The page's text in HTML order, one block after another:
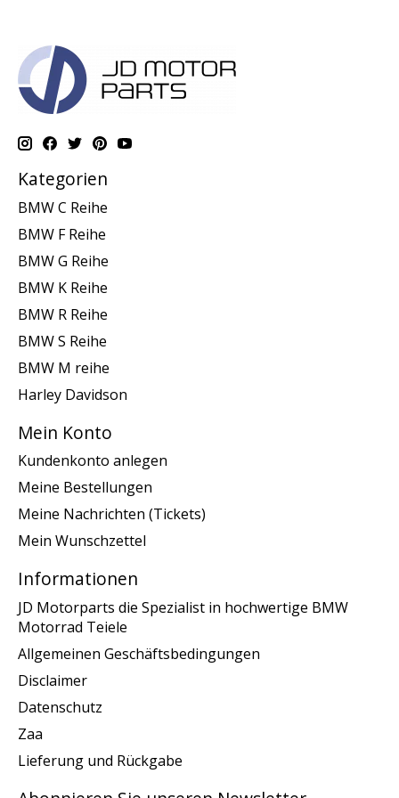
Kategorien
BMW C Reihe
BMW F Reihe
BMW G Reihe
BMW K Reihe
BMW R Reihe
BMW S Reihe
BMW M reihe
Harley Davidson
Mein Konto
Kundenkonto anlegen
Meine Bestellungen
Meine Nachrichten (Tickets)
Mein Wunschzettel
Informationen
JD Motorparts die Spezialist in hochwertige BMW
Motorrad Teiele
Allgemeinen Geschäftsbedingungen
Disclaimer
Datenschutz
Zaa
Lieferung und Rückgabe